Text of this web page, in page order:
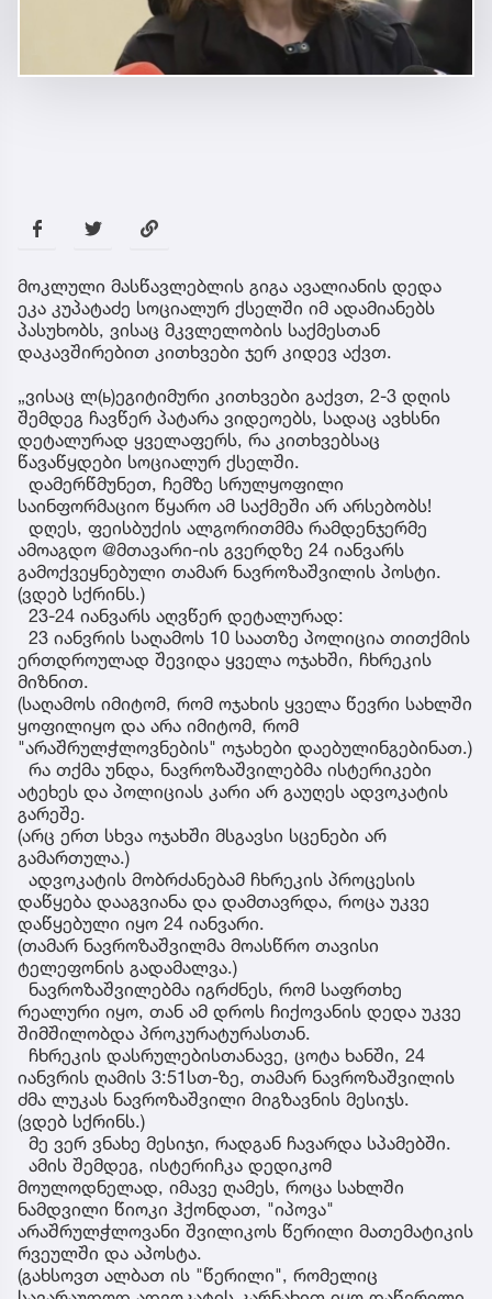
მოკლული მასწავლებლის გიგა ავალიანის დედა
ეკა კუპატაძე სოციალურ ქსელში იმ ადამიანებს
პასუხობს, ვისაც მკვლელობის საქმესთან
დაკავშირებით კითხვები ჯერ კიდევ აქვთ.
„ვისაც ლ(ь)ეგიტიმური კითხვები გაქვთ, 2-3 დღის
შემდეგ ჩავწერ პატარა ვიდეოებს, სადაც ავხსნი
დეტალურად ყველაფერს, რა კითხვებსაც
წავაწყდები სოციალურ ქსელში.
დამერწმუნეთ, ჩემზე სრულყოფილი
საინფორმაციო წყარო ამ საქმეში არ არსებობს!
დღეს, ფეისბუქის ალგორითმმა რამდენჯერმე
ამოაგდო @მთავარი-ის გვერდზე 24 იანვარს
გამოქვეყნებული თამარ ნავროზაშვილის პოსტი.
(ვდებ სქრინს.)
23-24 იანვარს აღვწერ დეტალურად:
23 იანვრის საღამოს 10 საათზე პოლიცია თითქმის
ერთდროულად შევიდა ყველა ოჯახში, ჩხრეკის
მიზნით.
(საღამოს იმიტომ, რომ ოჯახის ყველა წევრი სახლში
ყოფილიყო და არა იმიტომ, რომ
"არაშრულჭლოვნების" ოჯახები დაებულინგებინათ.)
რა თქმა უნდა, ნავროზაშვილებმა ისტერიკები
ატეხეს და პოლიციას კარი არ გაუღეს ადვოკატის
გარეშე.
(არც ერთ სხვა ოჯახში მსგავსი სცენები არ
გამართულა.)
ადვოკატის მობრძანებამ ჩხრეკის პროცესის
დაწყება დააგვიანა და დამთავრდა, როცა უკვე
დაწყებული იყო 24 იანვარი.
(თამარ ნავროზაშვილმა მოასწრო თავისი
ტელეფონის გადამალვა.)
ნავროზაშვილებმა იგრძნეს, რომ საფრთხე
რეალური იყო, თან ამ დროს ჩიქოვანის დედა უკვე
შიმშილობდა პროკურატურასთან.
ჩხრეკის დასრულებისთანავე, ცოტა ხანში, 24
იანვრის ღამის 3:51სთ-ზე, თამარ ნავროზაშვილის
ძმა ლუკას ნავროზაშვილი მიგზავნის მესიჯს.
(ვდებ სქრინს.)
მე ვერ ვნახე მესიჯი, რადგან ჩავარდა სპამებში.
ამის შემდეგ, ისტერიჩკა დედიკომ
მოულოდნელად, იმავე ღამეს, როცა სახლში
ნამდვილი წიოკი ჰქონდათ, "იპოვა"
არაშრულჭლოვანი შვილიკოს წერილი მათემატიკის
რვეულში და აპოსტა.
(გახსოვთ ალბათ ის "წერილი", რომელიც